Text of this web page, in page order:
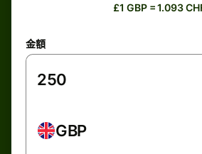
£1 GBP = 1.093
金額
GBP